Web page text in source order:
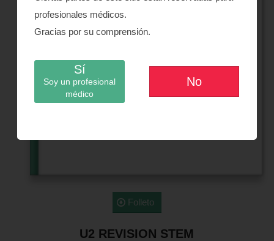
profesionales médicos.
Gracias por su comprensión.
Sí
Soy un profesional
médico
No
Folleto
U2 REVISION STEM